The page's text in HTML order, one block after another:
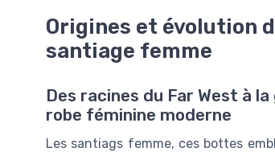
Origines et évolution
santiage femme
Des racines du Far West à
robe féminine moderne
Les santiags femme, ces bottes